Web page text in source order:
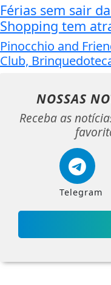
Férias sem sair
Shopping tem
Pinocchio and
Club,
NOSSAS
Receba as
Telegram